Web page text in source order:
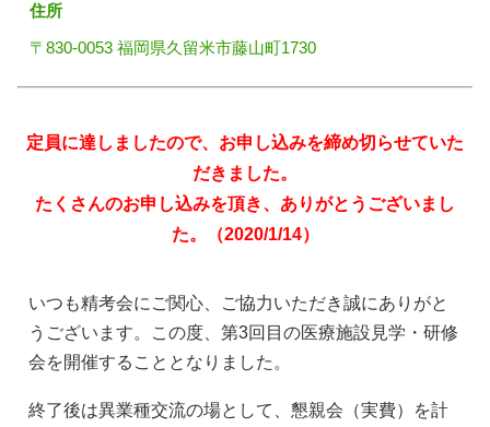
住所
〒830-0053 福岡県久留米市藤山町1730
定員に達しましたので、お申し込みを締め切らせていた
だきました。
たくさんのお申し込みを頂き、ありがとうございまし
た。（2020/1/14）
いつも精考会にご関心、ご協力いただき誠にありがと
うございます。この度、第3回目の医療施設見学・研修
会を開催することとなりました。
終了後は異業種交流の場として、懇親会（実費）を計